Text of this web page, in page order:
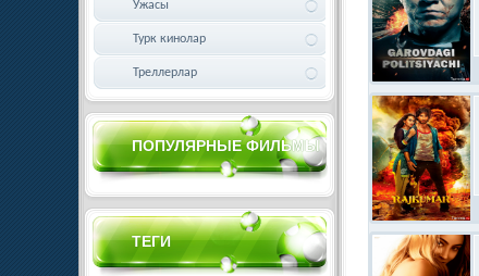
Ужасы
Турк кинолар
Треллерлар
ПОПУЛЯРНЫЕ ФИЛЬМЫ
ТЕГИ